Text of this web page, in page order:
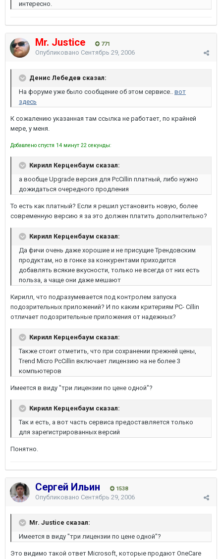
интересно.
Mr. Justice 771
Опубликовано Сентябрь 29, 2006
Денис Лебедев сказал:
На форуме уже было сообщение об этом сервисе.. вот
здесь
К сожалению указанная там ссылка не работает, по крайней
мере, у меня.
Добавлено спустя 14 минут 22 секунды:
Кирилл Керценбаум сказал:
а вообще Upgrade версия для PcCillin платный, либо нужно
дожидаться очередного продления
То есть как платный? Если я решил установить новую, более
современную версию я за это должен платить дополнительно?
Кирилл Керценбаум сказал:
Да фичи очень даже хорошие и не присущие Трендовским
продуктам, но в гонке за конкурентами приходится
добавлять всякие вкусности, только не всегда от них есть
польза, а чаще они даже мешают
Кирилл, что подразумевается под контролем запуска
подозрительных приложений? И по каким критериям PC- Cillin
отличает подозрительные приложения от надежных?
Кирилл Керценбаум сказал:
Также стоит отметить, что при сохранении прежней цены,
Trend Micro PcCillin включает лицензию на не более 3
компьютеров
Имеется в виду "три лицензии по цене одной"?
Кирилл Керценбаум сказал:
Так и есть, а вот часть сервиса предоставляется только
для зарегистрированных версий
Понятно.
Сергей Ильин 1538
Опубликовано Сентябрь 29, 2006
Mr. Justice сказал:
Имеется в виду "три лицензии по цене одной"?
Это видимо такой ответ Microsoft, которые продают OneCare